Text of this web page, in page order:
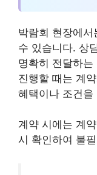
박람회 현장에
수 있습니다. 상
명확히 전달하
진행할 때는 계
혜택이나 조건을
계약 시에는 계
시 확인하여 불